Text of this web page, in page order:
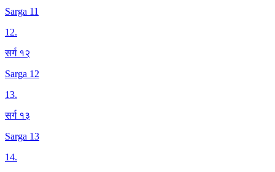
Sarga 11
12.
सर्ग १२
Sarga 12
13.
सर्ग १३
Sarga 13
14.